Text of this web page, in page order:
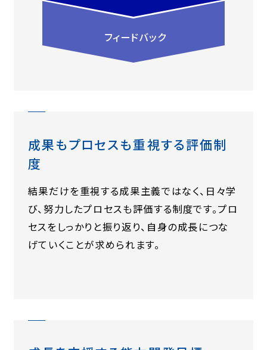
フィードバック
成果もプロセスも重視する評価制
度
結果だけを重視する成果主義ではなく、日々学
び、努力したプロセスも評価する制度です。プロ
セスをしっかりと振り返り、自身の成長につな
げていくことが求められます。